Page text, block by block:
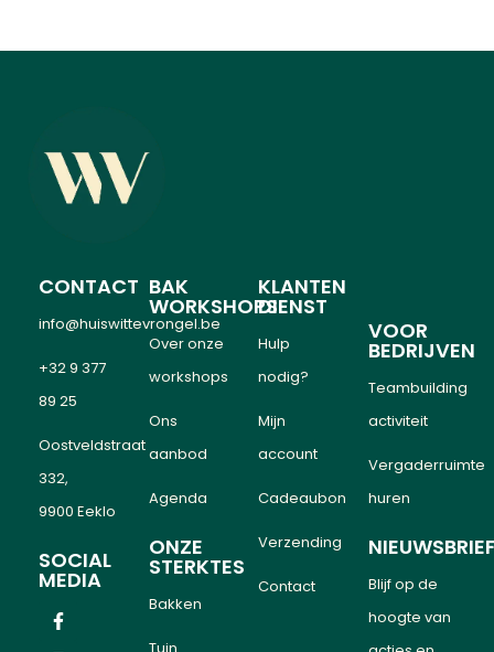
CONTACT
info@huiswittevrongel.be
+32 9 377
89 25
Oostveldstraat
332,
9900 Eeklo
SOCIAL
MEDIA
BAK
WORKSHOPS
Over onze
workshops
Ons
aanbod
Agenda
ONZE
STERKTES
Bakken
KLANTEN
DIENST
Hulp
nodig?
Mijn
account
Cadeaubon
Verzending
Contact
VOOR
BEDRIJVEN
Teambuilding
activiteit
Vergaderruimte
huren
Blijf op de
hoogte van